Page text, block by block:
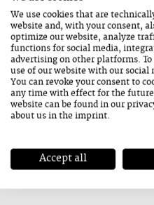
Shahyar, Mona
Wir sind
Saalfelden
Photo: KUU ©
We use cookies that are
website and, with your consent,
optimize our website, analyze
functions for social media,
advertising on other platforms.
use of our website with our
You can revoke your consent to
any time with effect for the
website can be found in our
about us in theimprint.
Accept all